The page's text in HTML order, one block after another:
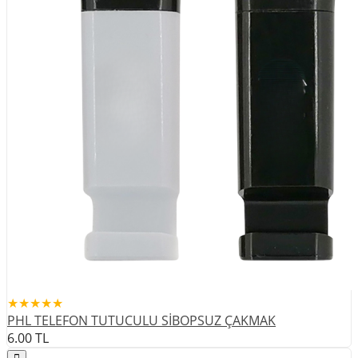
★★★★★
PHL TELEFON TUTUCULU SİBOPSUZ ÇAKMAK
6.00TL